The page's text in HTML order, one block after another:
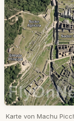
Karte von Machu